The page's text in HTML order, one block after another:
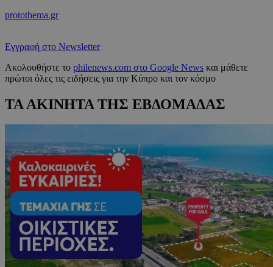
protothema.gr
Εγγραφή στο Newsletter
Ακολουθήστε το philenews.com στο Google News και μάθετε
πρώτοι όλες τις ειδήσεις για την Κύπρο και τον κόσμο
ΤΑ ΑΚΙΝΗΤΑ ΤΗΣ ΕΒΔΟΜΑΔΑΣ